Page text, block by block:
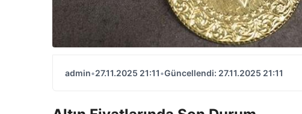
admin•27.11.2025 21:11•Güncellendi: 27.11.2025 21:11